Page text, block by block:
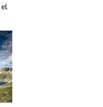
el